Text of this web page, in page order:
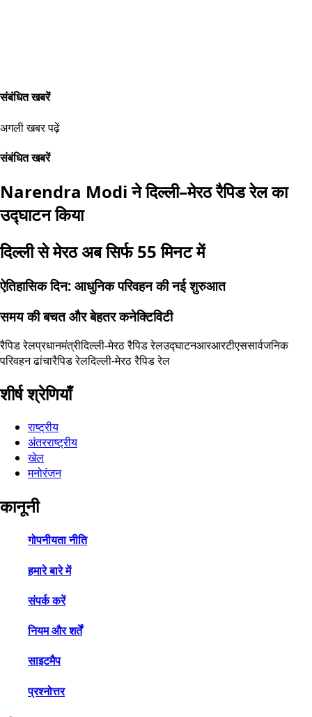
संबंधित खबरें
अगली खबर पढ़ें
संबंधित खबरें
Narendra Modi ने दिल्ली–मेरठ रैपिड रेल का
उद्घाटन किया
दिल्ली से मेरठ अब सिर्फ 55 मिनट में
ऐतिहासिक दिन: आधुनिक परिवहन की नई शुरुआत
समय की बचत और बेहतर कनेक्टिविटी
रैपिड रेलप्रधानमंत्रीदिल्ली-मेरठ रैपिड रेलउद्घाटनआरआरटीएससार्वजनिक
परिवहन ढांचारैपिड रेलदिल्ली-मेरठ रैपिड रेल
शीर्ष श्रेणियाँ
राष्ट्रीय
अंतरराष्ट्रीय
खेल
मनोरंजन
कानूनी
गोपनीयता नीति
हमारे बारे में
संपर्क करें
नियम और शर्तें
साइटमैप
प्रश्नोत्तर